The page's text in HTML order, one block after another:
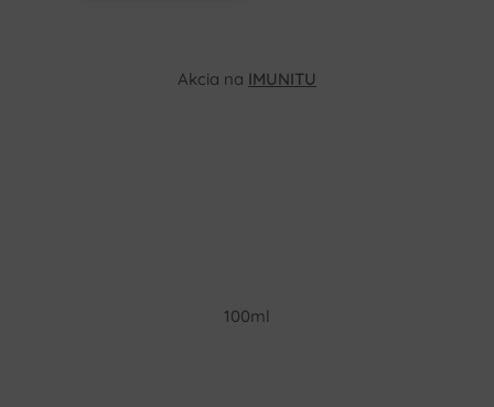
Akcia na IMUNITU
100ml